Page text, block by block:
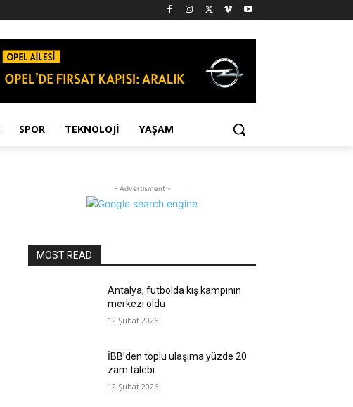
SPOR TEKNOLOJI YAŞAM
- Advertisment -
MOST READ
Antalya, futbolda kış kampının
merkezi oldu
12 Şubat 2026
İBB’den toplu ulaşıma yüzde 20
zam talebi
12 Şubat 2026